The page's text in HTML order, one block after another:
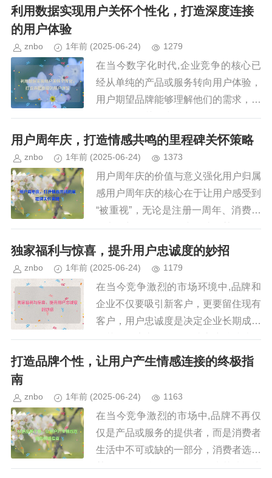
且健康的社群来增强用户粘性、提升品
利用数据实现用户关怀个性化，打造深度连接
的用户体验
znbo 1年前 (2025-06-24) 1279
在当今数字化时代,企业竞争的核心已
经从单纯的产品或服务转向用户体验，
用户期望品牌能够理解他们的需求，提
供个性化的关怀和服务，而数据，正是
实现这一目标的关键工具，通过有效收
用户周年庆，打造情感共鸣的里程碑关怀策略
znbo 1年前 (2025-06-24) 1373
用户周年庆的价值与意义强化用户归属
感用户周年庆的核心在于让用户感受到
“被重视”，无论是注册一周年、消费满
一定金额，还是使用产品达到某个里程
碑，企业通过周年庆活动向用户传递
独家福利与惊喜，提升用户忠诚度的妙招
znbo 1年前 (2025-06-24) 1179
在当今竞争激烈的市场环境中,品牌和
企业不仅要吸引新客户，更要留住现有
客户，用户忠诚度是决定企业长期成功
的关键因素之一，如何让客户持续选择
你的产品或服务？如何让他们成为品牌
打造品牌个性，让用户产生情感连接的终极指
南
znbo 1年前 (2025-06-24) 1163
在当今竞争激烈的市场中,品牌不再仅
仅是产品或服务的提供者，而是消费者
生活中不可或缺的一部分，消费者选择
某个品牌，往往不仅仅是因为其功能或